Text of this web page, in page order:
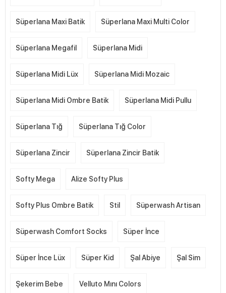
Süperlana Maxi Batik Süperlana Maxi Multi Color
Süperlana Megafil Süperlana Midi
Süperlana Midi Lüx Süperlana Midi Mozaic
Süperlana Midi Ombre Batik Süperlana Midi Pullu
Süperlana Tığ Süperlana Tığ Color
Süperlana Zincir Süperlana Zincir Batik
Softy Mega Alize Softy Plus
Softy Plus Ombre Batik Stil Süperwash Artisan
Süperwash Comfort Socks Süper İnce
Süper İnce Lüx Süper Kid Şal Abiye Şal Sim
Şekerim Bebe Velluto Mını Colors